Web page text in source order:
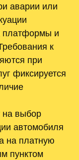
аварии или
платформы и
к
при
фиксируется
на выбор
автомобиля
на платную
пунктом